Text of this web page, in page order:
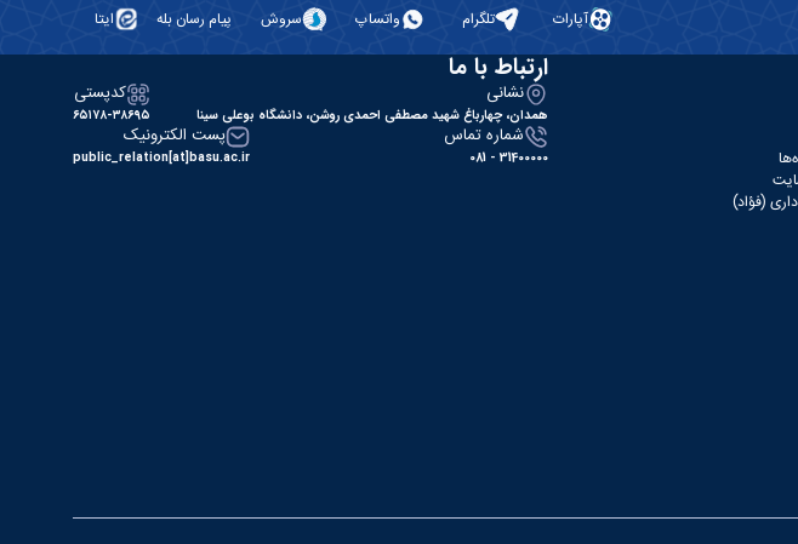
آپارات تلگرام واتساپ سروش پیام رسان بله ایتا
(فؤاد)
ارتباط با ما
نشانی
همدان، چهارباغ شهید مصطفی احمدی روشن، دانشگاه بوعلی سینا
کدپستی
۶۵۱۷۸-۳۸۶۹۵
شماره تماس
31400000 - 081
پست الکترونیک
public_relation[at]basu.ac.ir